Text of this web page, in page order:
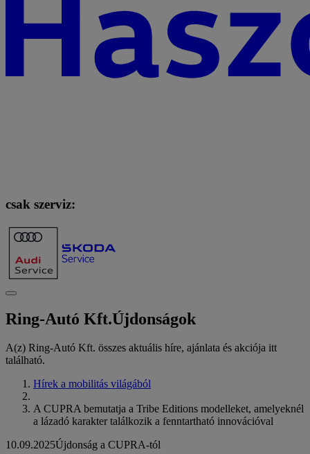
csak szerviz:
Ring-Autó Kft.Újdonságok
A(z) Ring-Autó Kft. összes aktuális híre, ajánlata és akciója itt
található.
Hírek a mobilitás világából
A CUPRA bemutatja a Tribe Editions modelleket, amelyeknél
a lázadó karakter találkozik a fenntartható innovációval
10.09.2025Újdonság a CUPRA-tól